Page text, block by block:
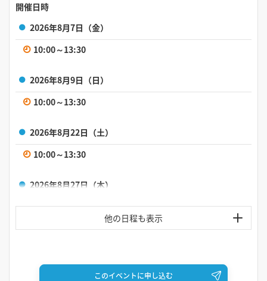
開催日時
2026年8月7日（金）
10:00～13:30
2026年8月9日（日）
10:00～13:30
2026年8月22日（土）
10:00～13:30
2026年8月27日（木）
10:00～13:30
このイベントに申し込む